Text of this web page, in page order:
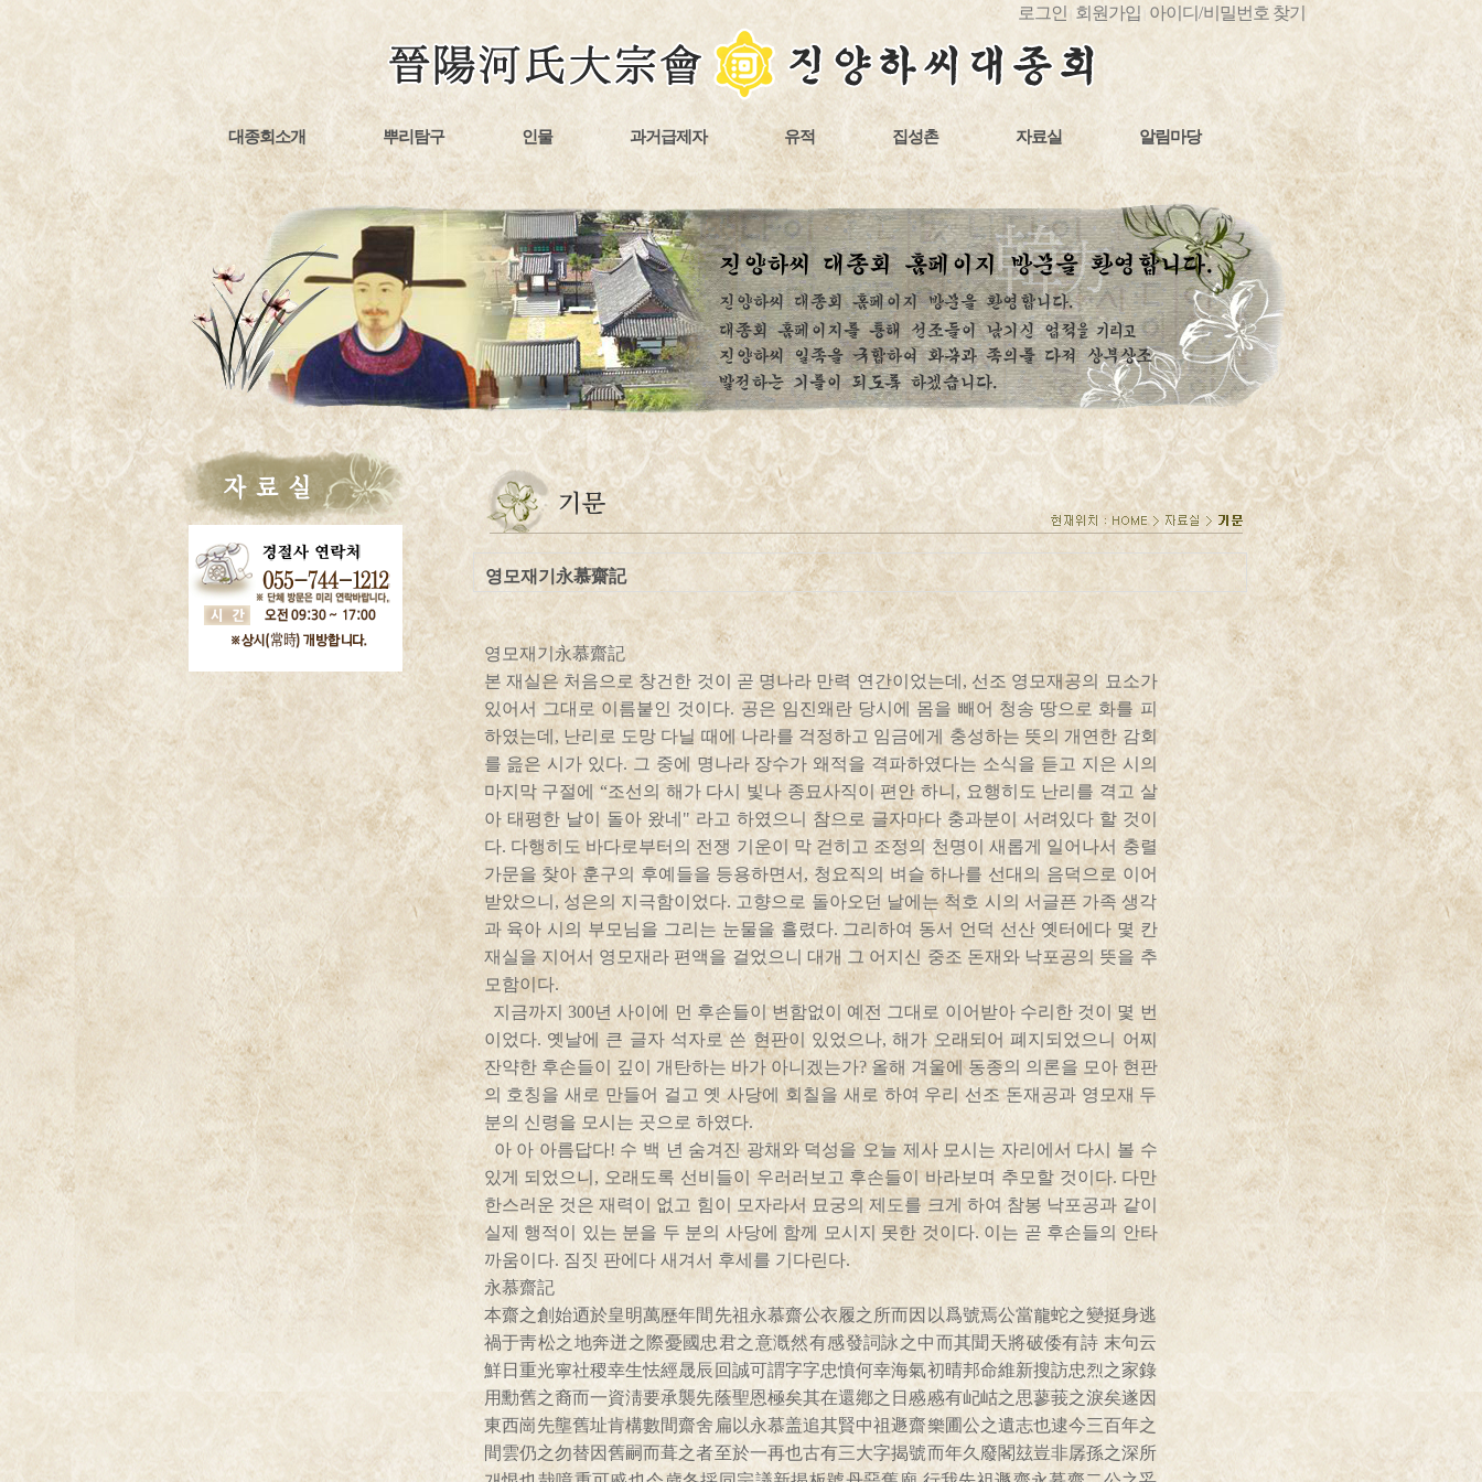
로그인 회원가입 아이디 /비밀번호 찾기
대종회소개 뿌리탐구 인물 과거급제자 유적 집성촌 자료실 알림마당
영모재기永慕齋記
영모재기永慕齋記
본 재실은 처음으로 창건한 것이 곧 명나라 만력 연간이었는데, 선조 영모재공의 묘소가
있어서 그대로 이름붙인 것이다. 공은 임진왜란 당시에 몸을 빼어 청송 땅으로 화를 피
하였는데, 난리로 도망 다닐 때에 나라를 걱정하고 임금에게 충성하는 뜻의 개연한 감회
를 읊은 시가 있다. 그 중에 명나라 장수가 왜적을 격파하였다는 소식을 듣고 지은 시의
마지막 구절에 “조선의 해가 다시 빛나 종묘사직이 편안 하니, 요행히도 난리를 격고 살
아 태평한 날이 돌아 왔네" 라고 하였으니 참으로 글자마다 충과분이 서려있다 할 것이
다. 다행히도 바다로부터의 전쟁 기운이 막 걷히고 조정의 천명이 새롭게 일어나서 충렬
가문을 찾아 훈구의 후예들을 등용하면서, 청요직의 벼슬 하나를 선대의 음덕으로 이어
받았으니, 성은의 지극함이었다. 고향으로 돌아오던 날에는 척호 시의 서글픈 가족 생각
과 육아 시의 부모님을 그리는 눈물을 흘렸다. 그리하여 동서 언덕 선산 옛터에다 몇 칸
재실을 지어서 영모재라 편액을 걸었으니 대개 그 어지신 중조 돈재와 낙포공의 뜻을 추
모함이다.
지금까지 300년 사이에 먼 후손들이 변함없이 예전 그대로 이어받아 수리한 것이 몇 번
이었다. 옛날에 큰 글자 석자로 쓴 현판이 있었으나, 해가 오래되어 폐지되었으니 어찌
잔약한 후손들이 깊이 개탄하는 바가 아니겠는가? 올해 겨울에 동종의 의론을 모아 현판
의 호칭을 새로 만들어 걸고 옛 사당에 회칠을 새로 하여 우리 선조 돈재공과 영모재 두
분의 신령을 모시는 곳으로 하였다.
아 아 아름답다! 수 백 년 숨겨진 광채와 덕성을 오늘 제사 모시는 자리에서 다시 볼 수
있게 되었으니, 오래도록 선비들이 우러러보고 후손들이 바라보며 추모할 것이다. 다만
한스러운 것은 재력이 없고 힘이 모자라서 묘궁의 제도를 크게 하여 참봉 낙포공과 같이
실제 행적이 있는 분을 두 분의 사당에 함께 모시지 못한 것이다. 이는 곧 후손들의 안타
까움이다. 짐짓 판에다 새겨서 후세를 기다린다.
永慕齋記
本齋之創始迺於皇明萬歷年間先祖永慕齋公衣履之所而因以爲號焉公當龍蛇之變挺身逃
禍于靑松之地奔迸之際憂國忠君之意漑然有感發詞詠之中而其聞天將破倭有詩 末句云
鮮日重光寧社稷幸生怯經晟辰回誠可謂字字忠憤何幸海氣初晴邦命維新搜訪忠烈之家錄
用勳舊之裔而一資淸要承襲先蔭聖恩極矣其在還鄕之日慼慼有屺岵之思蓼莪之淚矣遂因
東西崗先壟舊址肯構數間齋舍扁以永慕盖追其賢中祖遯齋樂圃公之遺志也逮今三百年之
間雲仍之勿替因舊嗣而葺之者至於一再也古有三大字揭號而年久廢閣玆豈非孱孫之深所